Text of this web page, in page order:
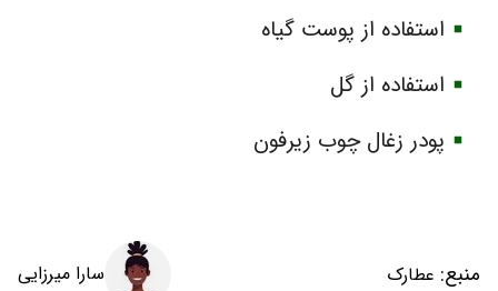
استفاده از پوست گیاه
استفاده از گل
پودر زغال چوب زیرفون
منبع: عطارک سارا میرزایی